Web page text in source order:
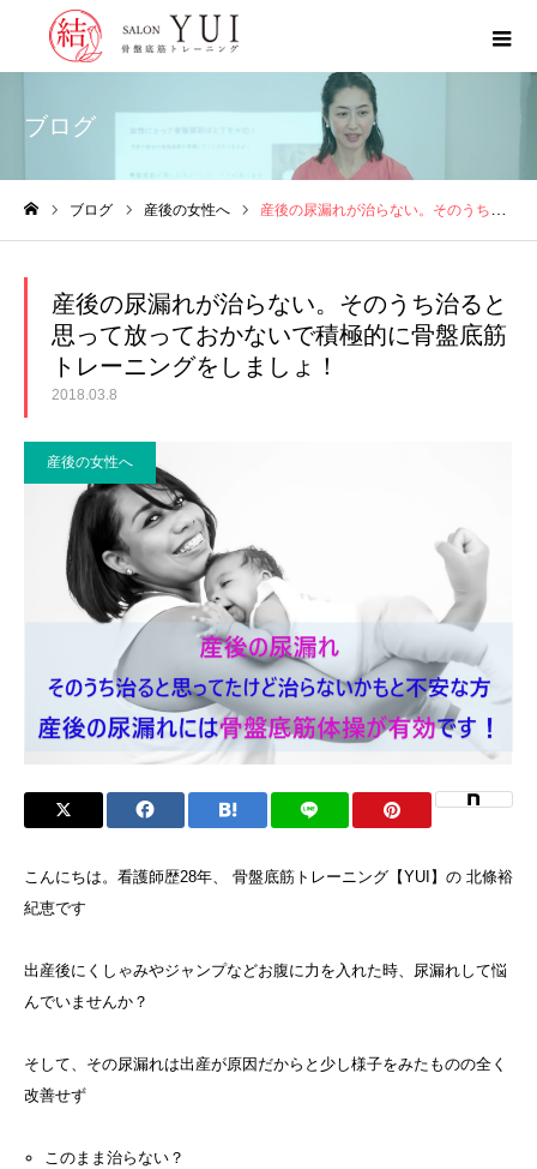
ブログ
ブログ 産後の女性へ 産後の尿漏れが治らない。そのうち治ると思って放っておかないで積極的に骨盤底筋トレーニングをしましょ！
産後の尿漏れが治らない。そのうち治ると
思って放っておかないで積極的に骨盤底筋
トレーニングをしましょ！
2018.03.8
産後の女性へ
こんにちは。看護師歴28年、 骨盤底筋トレーニング【YUI】の 北條裕
紀恵です
出産後にくしゃみやジャンプなどお腹に力を入れた時、尿漏れして悩
んでいませんか？
そして、その尿漏れは出産が原因だからと少し様子をみたものの全く
改善せず
このまま治らない？